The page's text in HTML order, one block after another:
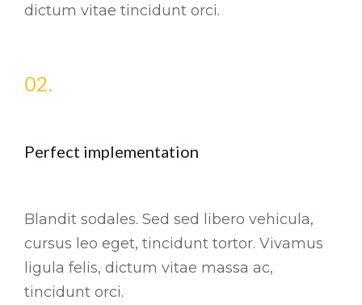
dictum vitae tincidunt orci.
02.
Perfect implementation
Blandit sodales. Sed sed libero vehicula,
cursus leo eget, tincidunt tortor. Vivamus
ligula felis, dictum vitae massa ac,
tincidunt orci.